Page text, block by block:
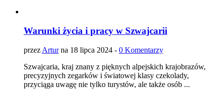
Warunki życia i pracy w Szwajcarii
przez Arturna 18 lipca 2024 - 0 Komentarzy
Szwajcaria, kraj znany z pięknych alpejskich krajobrazów,
precyzyjnych zegarków i światowej klasy czekolady,
przyciąga uwagę nie tylko turystów, ale także osób ...